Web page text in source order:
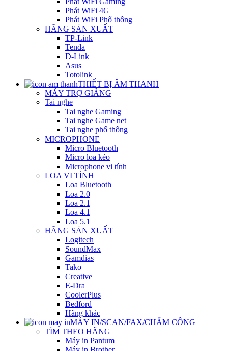
Phát WiFi 4G
Phát WiFi Phổ thông
HÃNG SẢN XUẤT
TP-Link
Tenda
D-Link
Asus
Totolink
THIẾT BỊ ÂM THANH
MÁY TRỢ GIẢNG
Tai nghe
Tai nghe Gaming
Tai nghe Game net
Tai nghe phổ thông
MICROPHONE
Micro Bluetooth
Micro loa kéo
Microphone vi tính
LOA VI TÍNH
Loa Bluetooth
Loa 2.0
Loa 2.1
Loa 4.1
Loa 5.1
HÃNG SẢN XUẤT
Logitech
SoundMax
Gamdias
Tako
Creative
E-Dra
CoolerPlus
Bedford
Hãng khác
MÁY IN/SCAN/FAX/CHẤM CÔNG
TÌM THEO HÃNG
Máy in Pantum